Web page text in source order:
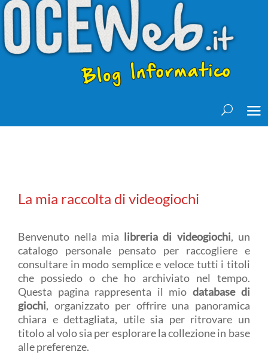
La mia raccolta di videogiochi
Benvenuto nella mia libreria di videogiochi, un
catalogo personale pensato per raccogliere e
consultare in modo semplice e veloce tutti i titoli
che possiedo o che ho archiviato nel tempo.
Questa pagina rappresenta il miodatabase di
giochi, organizzato per offrire una panoramica
chiara e dettagliata, utile sia per ritrovare un
titolo al volo sia per esplorare la collezione in base
alle preferenze.